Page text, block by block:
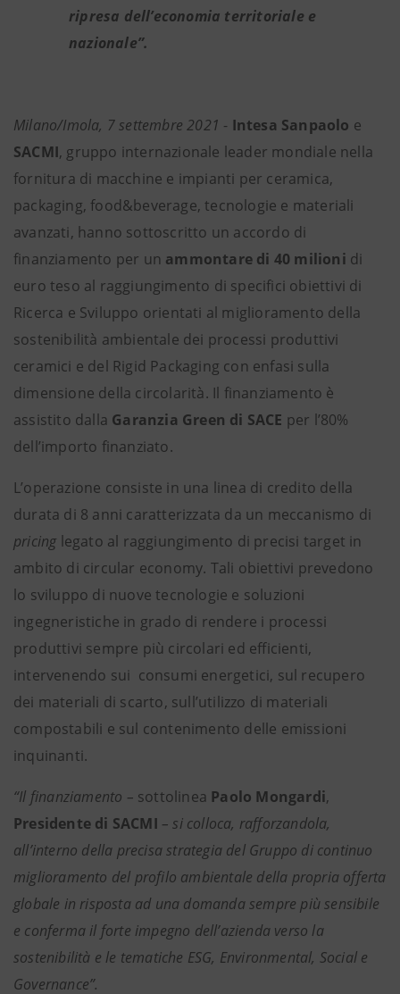
ripresa dell’economia territoriale e
nazionale”.
Milano/Imola, 7 settembre 2021 - Intesa Sanpaolo e
SACMI, gruppo internazionale leader mondiale nella
fornitura di macchine e impianti per ceramica,
packaging, food&beverage, tecnologie e materiali
avanzati, hanno sottoscritto un accordo di
finanziamento per un ammontare di 40 milioni di
euro teso al raggiungimento di specifici obiettivi di
Ricerca e Sviluppo orientati al miglioramento della
sostenibilità ambientale dei processi produttivi
ceramici e del Rigid Packaging con enfasi sulla
dimensione della circolarità. Il finanziamento è
assistito dalla Garanzia Green di SACE per l’80%
dell’importo finanziato.
L’operazione consiste in una linea di credito della
durata di 8 anni caratterizzata da un meccanismo di
pricing legato al raggiungimento di precisi target in
ambito di circular economy. Tali obiettivi prevedono
lo sviluppo di nuove tecnologie e soluzioni
ingegneristiche in grado di rendere i processi
produttivi sempre più circolari ed efficienti,
intervenendo sui consumi energetici, sul recupero
dei materiali di scarto, sull’utilizzo di materiali
compostabili e sul contenimento delle emissioni
inquinanti.
“Il finanziamento – sottolinea Paolo Mongardi,
Presidente di SACMI – si colloca, rafforzandola,
all’interno della precisa strategia del Gruppo di continuo
miglioramento del profilo ambientale della propria offerta
globale in risposta ad una domanda sempre più sensibile
e conferma il forte impegno dell’azienda verso la
sostenibilità e le tematiche ESG, Environmental, Social e
Governance”.